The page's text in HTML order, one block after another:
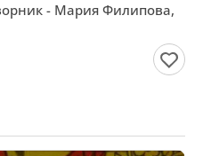
- Мария Филипова,